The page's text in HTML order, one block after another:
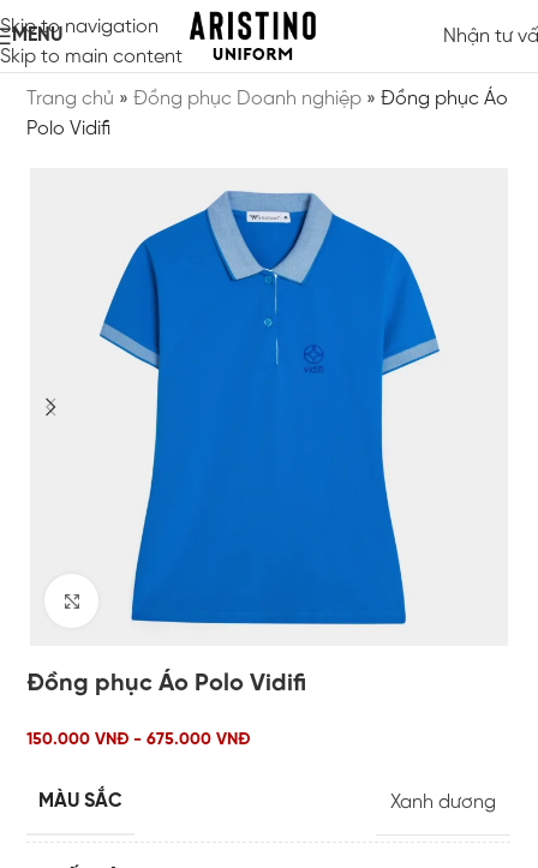
Skip to navigation
Skip to main content
MENU Nhận tư
Trang chủ »Đồng phục Doanh nghiệp »Đồng phục Áo
Polo Vidifi
Click to enlarge
Đồng phục Áo Polo Vidifi
150.000 VNĐ - 675.000 VNĐ
MÀU SẮC Xanh dương